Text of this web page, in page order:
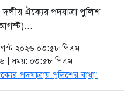
ঐক্যের পদযাত্রা পুলিশ
আগস্ট)...
২০২৬ ০৩:৫৮ পিএম
| সময়: ০৩:৫৮ পিএম